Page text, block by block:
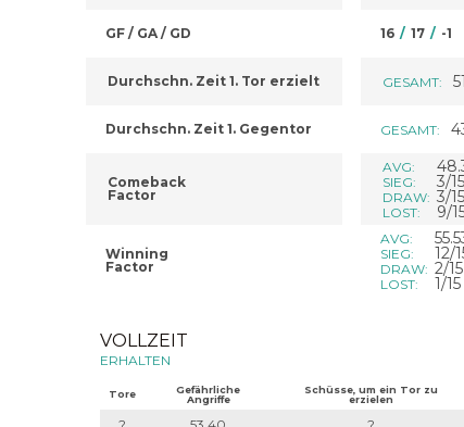
GF / GA / GD
Durchschn. Zeit 1. Tor erzielt
Durchschn. Zeit 1. Gegentor
Comeback
Factor
Winning
Factor
16 / 17 / -1
GESAMT: 51
GESAMT:
AVG:
SIEG: 3/15
DRAW: 3/15
LOST: 9/
AVG:
SIEG: 12/
DRAW: 2/15
LOST: 1/15
VOLLZEIT
ERHALTEN
Tore
Gefährliche
Angriffe
Schüsse, um ein Tor zu
erzielen